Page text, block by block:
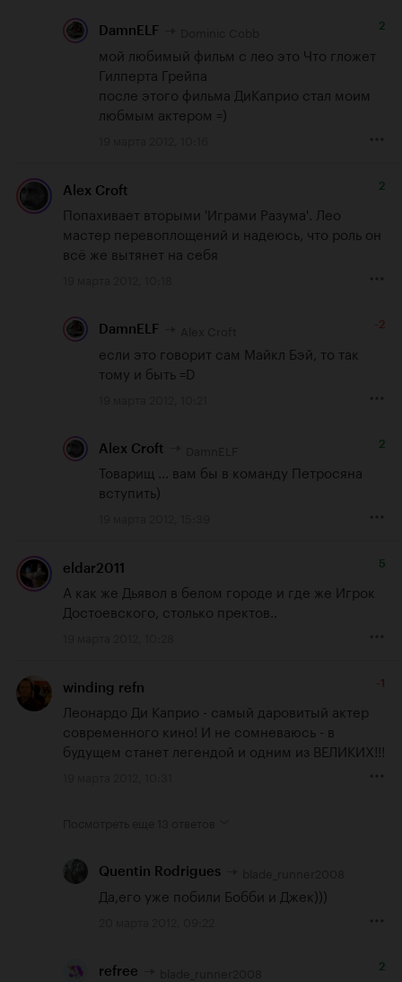
DamnELF 2
мой любимый фильм с лео это Что гложет
Гилперта Грейпа
после этого фильма ДиКаприо стал моим
любмым актером =)
Alex Croft 2
Попахивает вторыми 'Играми Разума'. Лео
мастер перевоплощений и надеюсь, что роль он
всё же вытянет на себя
DamnELF -2
если это говорит сам Майкл Бэй, то так
тому и быть =D
Alex Croft 2
Товарищ ... вам бы в команду Петросяна
вступить)
eldar2011 5
А как же Дьявол в белом городе и где же Игрок
Достоевского, столько пректов..
winding refn -1
Леонардо Ди Каприо - самый даровитый актер
современного кино! И не сомневаюсь - в
будущем станет легендой и одним из ВЕЛИКИХ!!!
Quentin Rodrigues
Да,его уже побили Бобби и Джек)))
refree 2